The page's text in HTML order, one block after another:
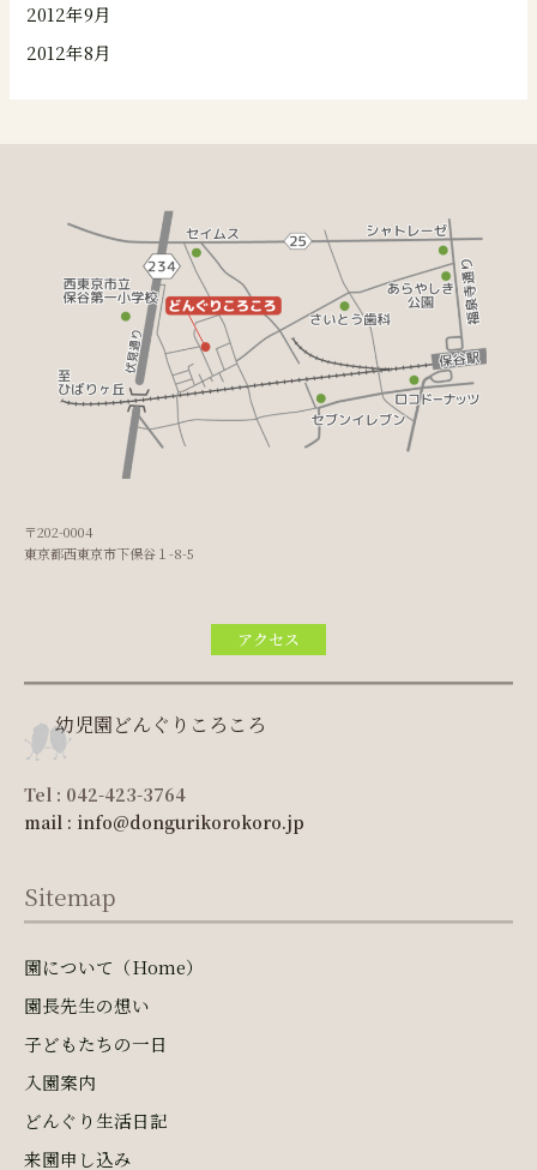
2012年9月
2012年8月
〒202-0004
東京都西東京市下保谷１-8-5
アクセス
幼児園どんぐりころころ
Tel : 042-423-3764
mail : info@dongurikorokoro.jp
Sitemap
園について（Home）
園長先生の想い
子どもたちの一日
入園案内
どんぐり生活日記
来園申し込み